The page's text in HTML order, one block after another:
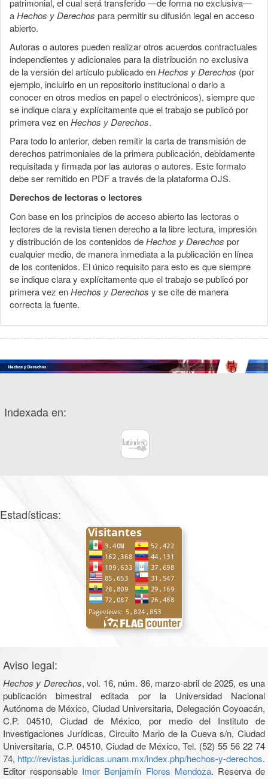
patrimonial, el cual será transferido —de forma no exclusiva—
aHechos y Derechos para permitir su difusión legal en acceso
abierto.
Autoras o autores pueden realizar otros acuerdos contractuales
independientes y adicionales para la distribución no exclusiva
de la versión del artículo publicado enHechos y Derechos (por
ejemplo, incluirlo en un repositorio institucional o darlo a
conocer en otros medios en papel o electrónicos), siempre que
se indique clara y explícitamente que el trabajo se publicó por
primera vez enHechos y Derechos.
Para todo lo anterior, deben remitir la carta de transmisión de
derechos patrimoniales de la primera publicación, debidamente
requisitada y firmada por las autoras o autores. Este formato
debe ser remitido en PDF a través de la plataforma OJS.
Derechos de lectoras o lectores
Con base en los principios de acceso abierto las lectoras o
lectores de la revista tienen derecho a la libre lectura, impresión
y distribución de los contenidos deHechos y Derechos por
cualquier medio, de manera inmediata a la publicación en línea
de los contenidos. El único requisito para esto es que siempre
se indique clara y explícitamente que el trabajo se publicó por
primera vez enHechos y Derechos y se cite de manera
correcta la fuente.
Indexada en:
Estadísticas:
Aviso legal:
Hechos y Derechos, vol. 16, núm. 86, marzo-abril de 2025, es una
publicación bimestral editada por la Universidad Nacional
Autónoma de México, Ciudad Universitaria, Delegación Coyoacán,
C.P. 04510, Ciudad de México, por medio del Instituto de
Investigaciones Jurídicas, Circuito Mario de la Cueva s/n, Ciudad
Universitaria, C.P. 04510, Ciudad de México, Tel. (52) 55 56 22 74
74, http://revistas.juridicas.unam.mx/index.php/hechos-y-derechos.
Editor responsable Imer Benjamín Flores Mendoza. Reserva de